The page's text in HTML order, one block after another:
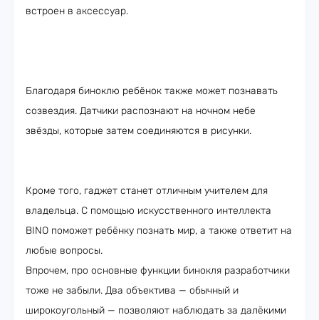
встроен в аксессуар.
Благодаря биноклю ребёнок также может познавать
созвездия. Датчики распознают на ночном небе
звёзды, которые затем соединяются в рисунки.
Кроме того, гаджет станет отличным учителем для
владельца. С помощью искусственного интеллекта
BINO поможет ребёнку познать мир, а также ответит на
любые вопросы.
Впрочем, про основные функции бинокля разработчики
тоже не забыли. Два объектива — обычный и
широкоугольный — позволяют наблюдать за далёкими